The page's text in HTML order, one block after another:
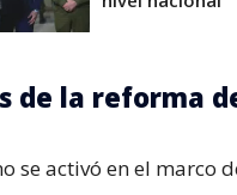
de la reforma
se activó en el marco